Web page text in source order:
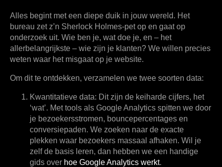
Alles begint met een diepe duik in jouw wereld. Het
bureau zet z’n Sherlock Holmes-pet op en gaat op
onderzoek uit. Wie ben je, wat doe je, en – het
allerbelangrijkste – wie zijn je klanten? We willen precies
weten waar het misgaat op je website.
Om dit te ontdekken, verzamelen we twee soorten data:
Kwantitatieve data: Dit zijn de keiharde cijfers, het
‘wat’. Met tools als Google Analytics spitten we door
je bezoekersstromen, bouncepercentages en
conversiepaden. We zoeken naar de exacte
plekken waar bezoekers massaal afhaken. Wil je
zelf de basis leren, dan hebben we een handige
gids over hoe Google Analytics werkt.